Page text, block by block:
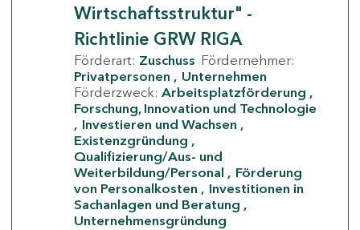
Wirtschaftsstruktur" -
Richtlinie GRW RIGA
Förderart: Zuschuss Fördernehmer:
Privatpersonen
Unternehmen
Förderzweck: Arbeitsplatzförderung
Forschung, Innovation und Technologie
Investieren und Wachsen
Existenzgründung
Qualifizierung/Aus- und
Weiterbildung/Personal
Förderung
von Personalkosten
Investitionen in
Sachanlagen und Beratung
Unternehmensgründung